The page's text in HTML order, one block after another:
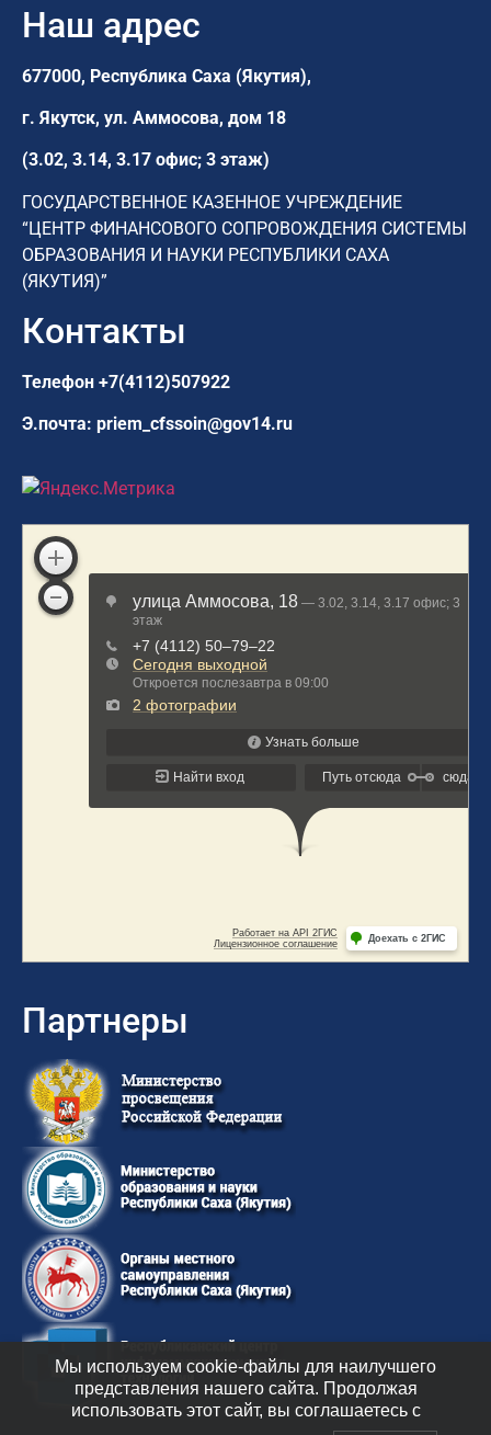
Наш адрес
677000, Республика Саха (Якутия),
г. Якутск, ул. Аммосова, дом 18
(3.02, 3.14, 3.17 офис; 3 этаж)
ГОСУДАРСТВЕННОЕ КАЗЕННОЕ УЧРЕЖДЕНИЕ
“ЦЕНТР ФИНАНСОВОГО СОПРОВОЖДЕНИЯ СИСТЕМЫ
ОБРАЗОВАНИЯ И НАУКИ РЕСПУБЛИКИ САХА
(ЯКУТИЯ)”
Контакты
Телефон +7(4112)507922
Э.почта: priem_cfssoin@gov14.ru
Партнеры
Мы используем cookie-файлы для наилучшего
представления нашего сайта. Продолжая
использовать этот сайт, вы соглашаетесь с